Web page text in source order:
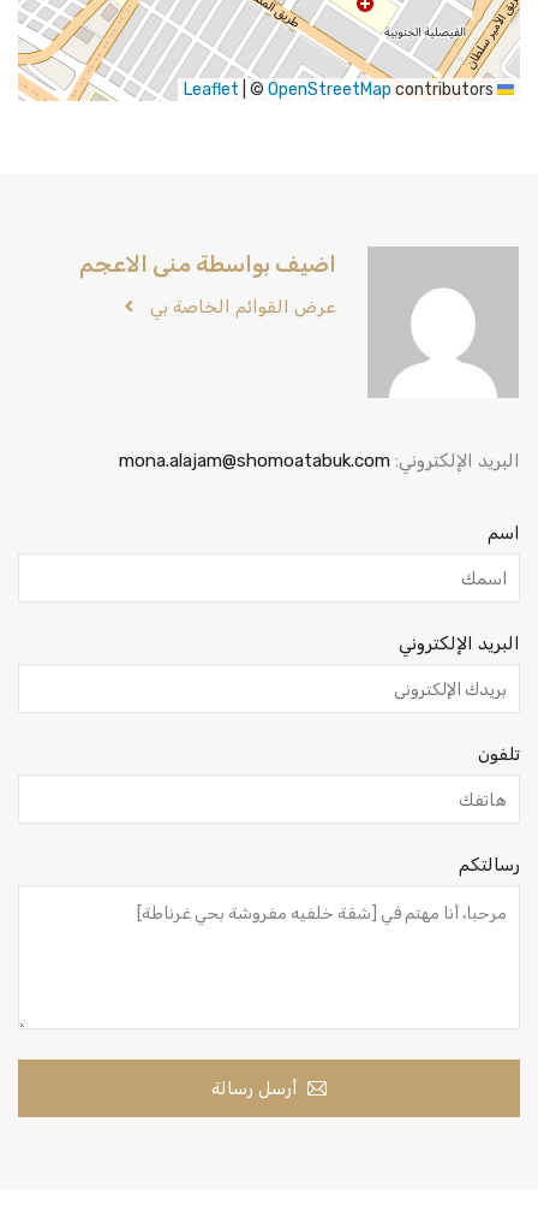
© OpenStreetMap contributors
اضيف بواسطة منى الاعجم
عرض القوائم الخاصة بي
البريد الإلكتروني: mona.alajam@shomoatabuk.com
اسم
البريد الإلكتروني
تلفون
رسالتكم
أرسل رسالة